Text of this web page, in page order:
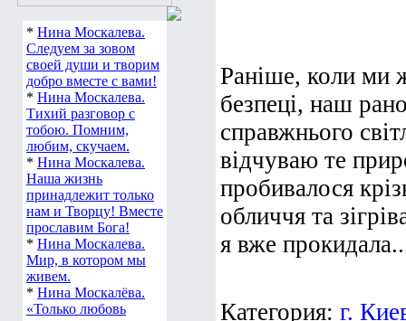
* Нина Москалева.
Следуем за зовом
своей души и творим
добро вместе с вами!
* Нина Москалева.
Тихий разговор с
тобою. Помним,
любим, скучаем.
* Нина Москалева.
Наша жизнь
принадлежит только
нам и Творцу! Вместе
прославим Бога!
* Нина Москалева.
Мир, в котором мы
живем.
* Нина Москалёва.
«Только любовь
Раніше, коли ми
безпеці, наш
справжнього
відчуваю те
пробивалося
обличчя та
я вже
Категория: г.